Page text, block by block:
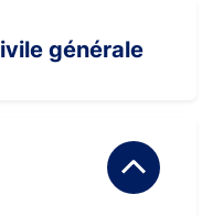
générale